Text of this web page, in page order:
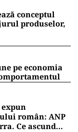
cu lucrările
conceptul
produselor,
pe economia
român: ANP
Ce ascund